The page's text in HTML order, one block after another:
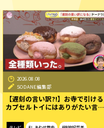
2026.08.08
SODANE編集部
【遅刻の言い訳?!】お寺で引ける
カプセルトイにはありがたい言…